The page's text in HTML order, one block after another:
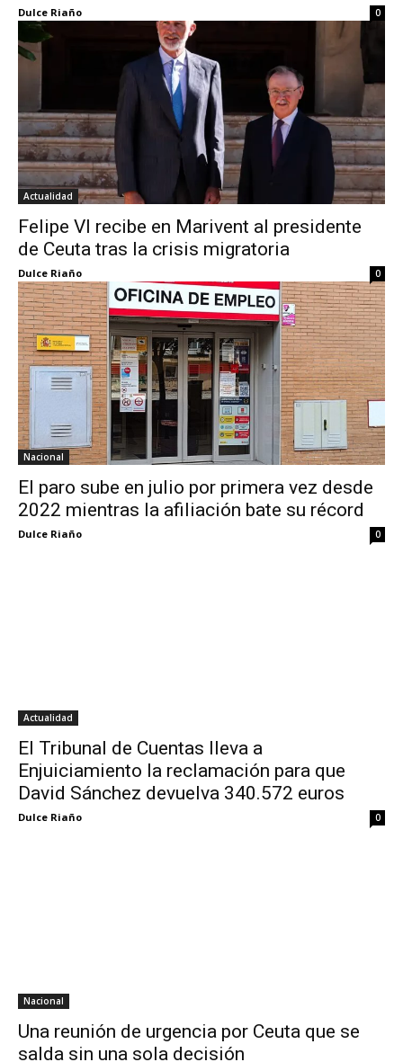
Dulce Riaño 0
Actualidad
Felipe VI recibe en Marivent al presidente
de Ceuta tras la crisis migratoria
Dulce Riaño 0
Nacional
El paro sube en julio por primera vez desde
2022 mientras la afiliación bate su récord
Dulce Riaño 0
Actualidad
El Tribunal de Cuentas lleva a
Enjuiciamiento la reclamación para que
David Sánchez devuelva 340.572 euros
Dulce Riaño 0
Nacional
Una reunión de urgencia por Ceuta que se
salda sin una sola decisión